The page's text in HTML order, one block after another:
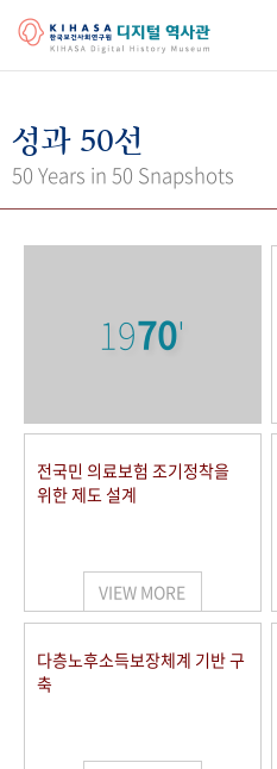
걸어온 길 기관 변천사
키워드로 보는 연
사진 아카이브 문서 기록물
50+1 주년 기념
세계와 함께 한 KIHASA
VR 역사관
성과 50선
50 Years in 50 Snapshots
1970'
전국민 의료보험 조기정착을
위한 제도 설계
VIEW MORE
다층노후소득보장체계 기반 구
축